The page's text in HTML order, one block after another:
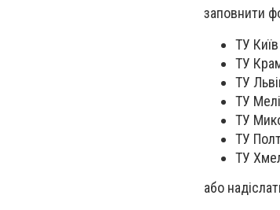
заповнити
ТУ
ТУ
ТУ
ТУ
ТУ
ТУ
ТУ
або